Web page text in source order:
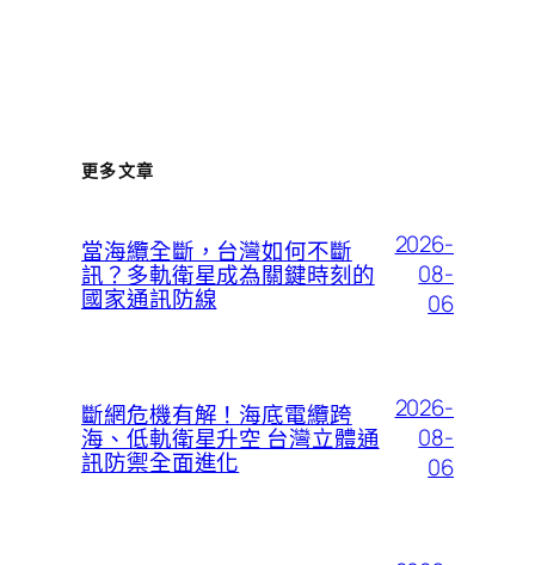
更多文章
當海纜全斷，台灣如何不斷
訊？多軌衛星成為關鍵時刻的
國家通訊防線
2026-
08-
06
斷網危機有解！海底電纜跨
海、低軌衛星升空 台灣立體通
訊防禦全面進化
2026-
08-
06